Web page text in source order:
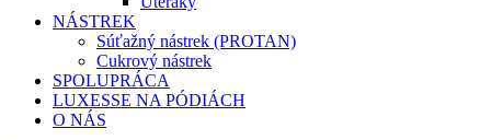
NÁSTREK
Súťažný nástrek (PROTAN)
Cukrový nástrek
SPOLUPRÁCA
LUXESSE NA PÓDIÁCH
O NÁS